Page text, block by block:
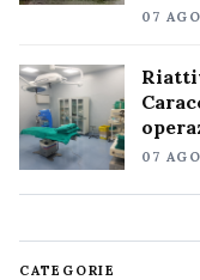
07
07
CATEGORIE